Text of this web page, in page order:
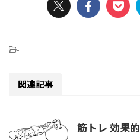
-
関連記事
筋トレ 効果